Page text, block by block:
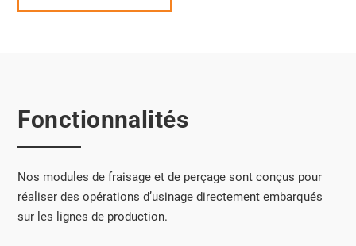
Fonctionnalités
Nos modules de fraisage et de perçage sont conçus pour
réaliser des opérations d’usinage directement embarqués
sur les lignes de production.